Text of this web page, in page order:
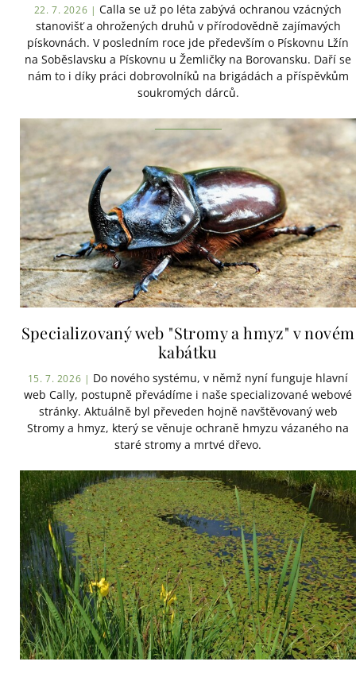
22. 7. 2026 | Calla se už po léta zabývá ochranou vzácných
stanovišť a ohrožených druhů v přírodovědně zajímavých
pískovnách. V posledním roce jde především o Pískovnu Lžín
na Soběslavsku a Pískovnu u Žemličky na Borovansku. Daří se
nám to i díky práci dobrovolníků na brigádách a příspěvkům
soukromých dárců.
Specializovaný web "Stromy a hmyz" v novém
kabátku
15. 7. 2026 | Do nového systému, v němž nyní funguje hlavní
web Cally, postupně převádíme i naše specializované webové
stránky. Aktuálně byl převeden hojně navštěvovaný web
Stromy a hmyz, který se věnuje ochraně hmyzu vázaného na
staré stromy a mrtvé dřevo.